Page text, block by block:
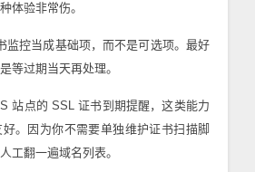
体验非常伤。
监控当成基础项，而不是可选项。最好
等过期当天再处理。
站点的 SSL 证书到期提醒，这类能力
。因为你不需要单独维护证书扫描脚
工翻一遍域名列表。